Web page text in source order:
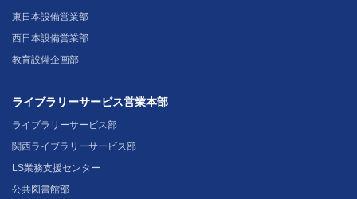
東日本設備営業部
西日本設備営業部
教育設備企画部
ライブラリーサービス営業本部
ライブラリーサービス部
関西ライブラリーサービス部
LS業務支援センター
公共図書館部